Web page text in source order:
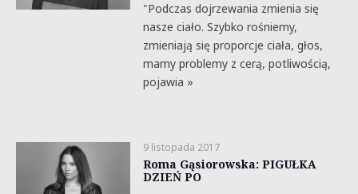
"Podczas dojrzewania zmienia się
nasze ciało. Szybko rośniemy,
zmieniają się proporcje ciała, głos,
mamy problemy z cerą, potliwością,
pojawia »
9 listopada 2017
Roma Gąsiorowska: PIGUŁKA
DZIEŃ PO